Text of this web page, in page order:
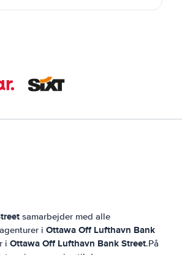
samarbejder med alle
i Ottawa Off Lufthavn Bank
i Ottawa Off Lufthavn Bank Street.På